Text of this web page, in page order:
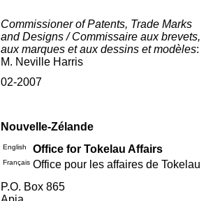
Commissioner of Patents, Trade Marks
and Designs / Commissaire aux brevets,
aux marques et aux dessins et modèles:
M. Neville Harris
02-2007
Nouvelle-Zélande
English Office for Tokelau Affairs
Français Office pour les affaires de Tokelau
P.O. Box 865